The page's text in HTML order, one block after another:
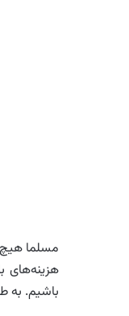
مسلما هیچ
هزینه‌های
باشیم. به